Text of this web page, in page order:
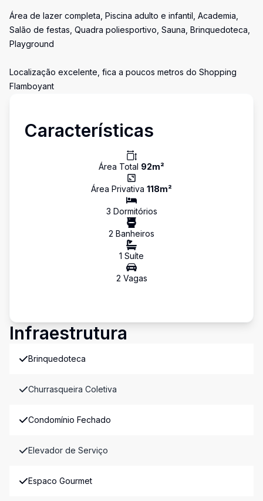
Área de lazer completa, Piscina adulto e infantil, Academia,
Salão de festas, Quadra poliesportivo, Sauna, Brinquedoteca,
Playground
Localização excelente, fica a poucos metros do Shopping
Flamboyant
Características
Área Total 92m²
Área Privativa 118m²
3 Dormitórios
2 Banheiros
1 Suíte
2 Vagas
Infraestrutura
Brinquedoteca
Churrasqueira Coletiva
Condomínio Fechado
Elevador de Serviço
Espaco Gourmet